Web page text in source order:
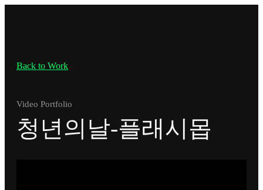
Back to Work
Video Portfolio
청년의날-플래시몹